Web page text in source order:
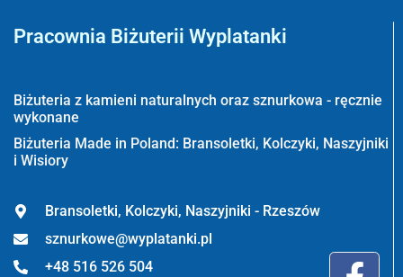
Pracownia Biżuterii Wyplatanki
Biżuteria z kamieni naturalnych oraz sznurkowa - ręcznie
wykonane
Biżuteria Made in Poland: Bransoletki, Kolczyki, Naszyjniki
i Wisiory
Bransoletki, Kolczyki, Naszyjniki - Rzeszów
sznurkowe@wyplatanki.pl
+48 516 526 504